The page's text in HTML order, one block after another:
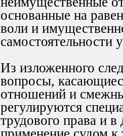
основанные на
воли и
самостоятельности
Из изложенного
вопросы,
отношений и
регулируются
трудового права и в